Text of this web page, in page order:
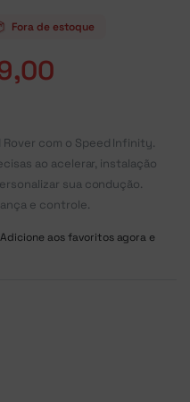
Fora de estoque
com o Speed Infinity.
ao acelerar, instalação
sua condução.
e controle.
aos favoritos agora e